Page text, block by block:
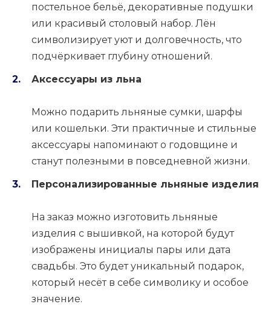
постельное бельё, декоративные подушки
или красивый столовый набор. Лён
символизирует уют и долговечность, что
подчёркивает глубину отношений.
Аксессуары из льна
Можно подарить льняные сумки, шарфы
или кошельки. Эти практичные и стильные
аксессуары напоминают о годовщине и
станут полезными в повседневной жизни.
Персонализированные льняные изделия
На заказ можно изготовить льняные
изделия с вышивкой, на которой будут
изображены инициалы пары или дата
свадьбы. Это будет уникальный подарок,
который несёт в себе символику и особое
значение.